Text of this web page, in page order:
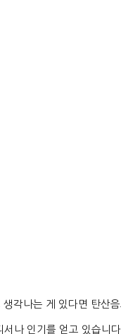
각나는 게 있다면 탄산
나 인기를 얻고 있습니다